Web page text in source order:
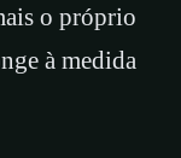
o próprio
à medida